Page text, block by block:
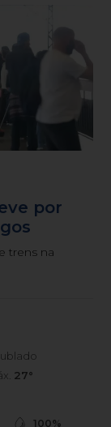
por
trens na
27°
100%